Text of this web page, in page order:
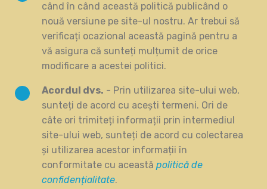
când în când această politică publicând o
nouă versiune pe site-ul nostru. Ar trebui să
verificați ocazional această pagină pentru a
vă asigura că sunteți mulțumit de orice
modificare a acestei politici.
Acordul dvs. - Prin utilizarea site-ului web,
sunteți de acord cu acești termeni. Ori de
câte ori trimiteți informații prin intermediul
site-ului web, sunteți de acord cu colectarea
și utilizarea acestor informații în
conformitate cu această politică de
confidențialitate.